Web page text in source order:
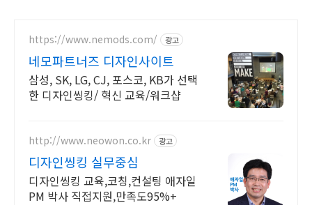
https://www.nemods.com/ 광고
네모파트너즈 디자인사이트
삼성, SK, LG, CJ, 포스코, KB가 선택
한 디자인씽킹/ 혁신 교육/워크샵
http://www.neowon.co.kr 광고
디자인씽킹 실무중심
디자인씽킹 교육,코칭,컨설팅 애자일
PM 박사 직접지원,만족도95%+